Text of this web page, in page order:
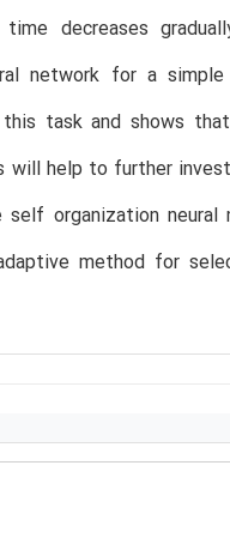
decreases
network for a
task and shows
will help to further
organization
method for